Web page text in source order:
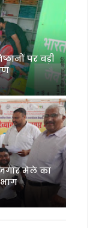
पर बड़ी
मेले का